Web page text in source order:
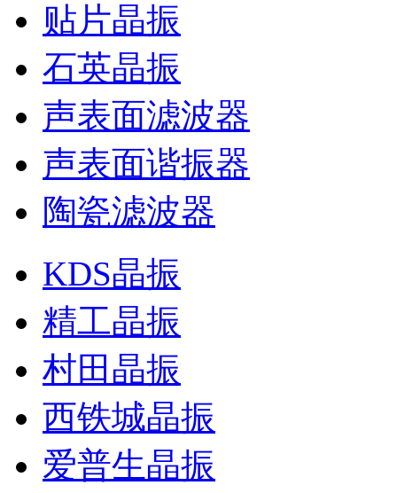
贴片晶振
石英晶振
声表面滤波器
声表面谐振器
陶瓷滤波器
KDS晶振
精工晶振
村田晶振
西铁城晶振
爱普生晶振